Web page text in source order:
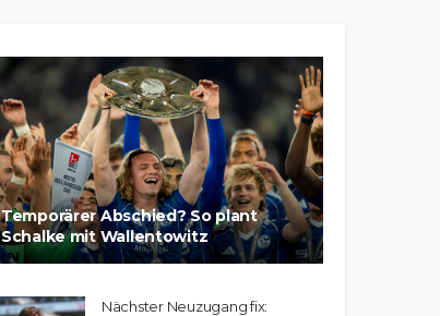
Temporärer Abschied? So plant
Schalke mit Wallentowitz
Nächster Neuzugang fix: